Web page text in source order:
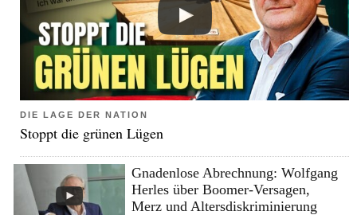
DIE LAGE DER NATION
Stoppt die grünen Lügen
Gnadenlose Abrechnung: Wolfgang
Herles über Boomer-Versagen,
Merz und Altersdiskriminierung